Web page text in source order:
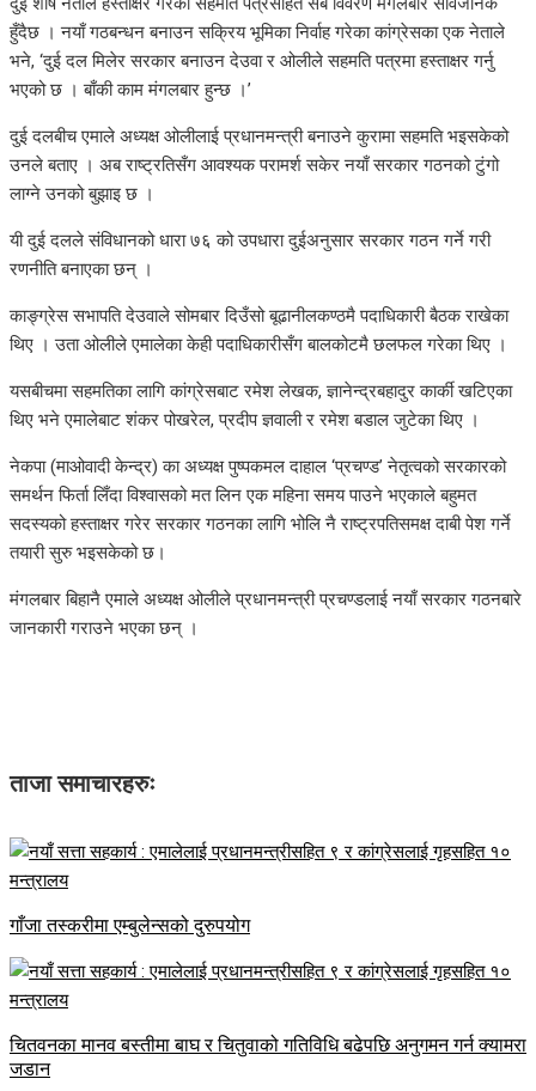
हुँदैछ । नयाँ गठबन्धन बनाउन सक्रिय भूमिका निर्वाह गरेका कांग्रेसका एक नेताले
भने, ‘दुई दल मिलेर सरकार बनाउन देउवा र ओलीले सहमति पत्रमा हस्ताक्षर गर्नु
भएको छ । बाँकी काम मंगलबार हुन्छ ।’
दुई दलबीच एमाले अध्यक्ष ओलीलाई प्रधानमन्त्री बनाउने कुरामा सहमति भइसकेको
उनले बताए । अब राष्ट्रतिसँग आवश्यक परामर्श सकेर नयाँ सरकार गठनको टुंगो
लाग्ने उनको बुझाइ छ ।
यी दुई दलले संविधानको धारा ७६ को उपधारा दुईअनुसार सरकार गठन गर्ने गरी
रणनीति बनाएका छन् ।
काङ्ग्रेस सभापति देउवाले सोमबार दिउँसो बूढानीलकण्ठमै पदाधिकारी बैठक राखेका
थिए । उता ओलीले एमालेका केही पदाधिकारीसँग बालकोटमै छलफल गरेका थिए ।
यसबीचमा सहमतिका लागि कांग्रेसबाट रमेश लेखक, ज्ञानेन्द्रबहादुर कार्की खटिएका
थिए भने एमालेबाट शंकर पोखरेल, प्रदीप ज्ञवाली र रमेश बडाल जुटेका थिए ।
नेकपा (माओवादी केन्द्र) का अध्यक्ष पुष्पकमल दाहाल ‘प्रचण्ड’ नेतृत्वको सरकारको
समर्थन फिर्ता लिँदा विश्वासको मत लिन एक महिना समय पाउने भएकाले बहुमत
सदस्यको हस्ताक्षर गरेर सरकार गठनका लागि भोलि नै राष्ट्रपतिसमक्ष दाबी पेश गर्ने
तयारी सुरु भइसकेको छ।
मंगलबार बिहानै एमाले अध्यक्ष ओलीले प्रधानमन्त्री प्रचण्डलाई नयाँ सरकार गठनबारे
जानकारी गराउने भएका छन् ।
ताजा समाचारहरुः
गाँजा तस्करीमा एम्बुलेन्सको दुरुपयोग
चितवनका मानव बस्तीमा बाघ र चितुवाको गतिविधि बढेपछि अनुगमन गर्न क्यामरा
जडान